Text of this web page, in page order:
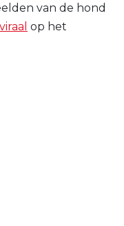
van de hond
op het